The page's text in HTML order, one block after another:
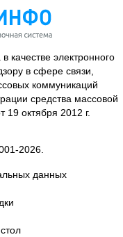
электронного
в сфере связи,
коммуникаций
средства массовой
октября 2012 г.
2026.
данных